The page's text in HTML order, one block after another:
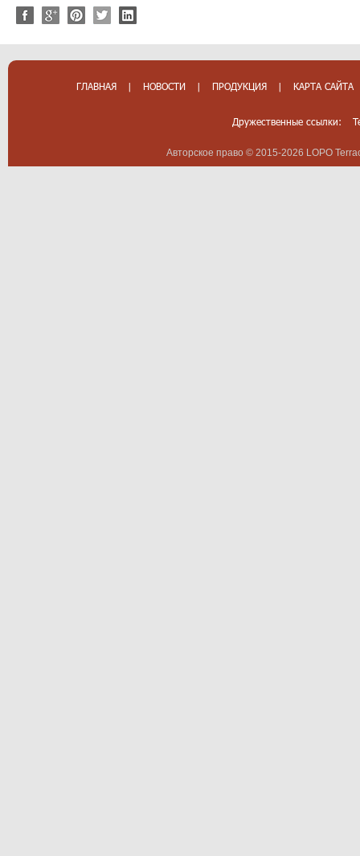
ГЛАВНАЯ | НОВОСТИ | ПРОДУКЦИЯ | КАРТА САЙТА
Дружественные ссылки:
Авторское право © 2015-2026 LOPO